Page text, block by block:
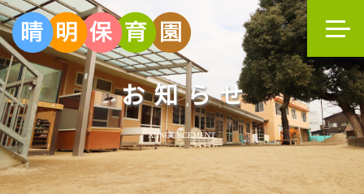
お知らせ
ANNOUNCEMENT